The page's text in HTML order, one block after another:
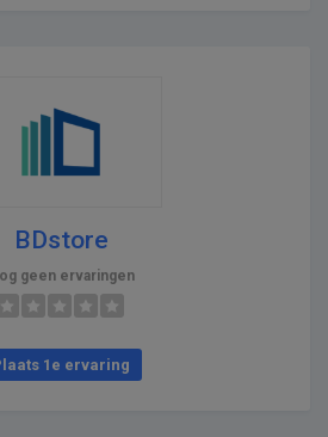
BDstore
geen ervaringen
1e ervaring